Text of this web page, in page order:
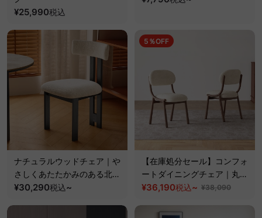
¥25,990税込
ナチュラルウッドチェア｜や
さしくあたたかみのある北欧
風スタイル【椅子2脚セット
¥30,290税込~
5％OFF
【在庫処分セール】コンフォ
ートダイニングチェア｜丸み
フォルムと天然木フレームを
セット20%OFF】
¥36,190税込~ ¥38,090